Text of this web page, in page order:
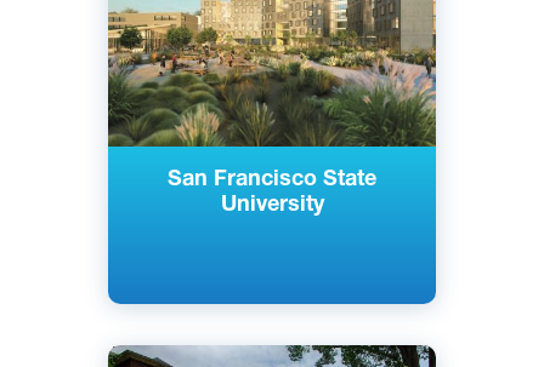
San Francisco State
University
Английский